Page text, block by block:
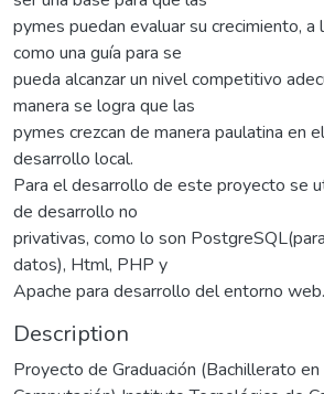
pymes puedan evaluar su crecimiento, a
como una guía para se
pueda alcanzar un nivel competitivo
manera se logra que las
pymes crezcan de manera paulatina en
desarrollo local.
Para el desarrollo de este proyecto se
de desarrollo no
privativas, como lo son
datos), Html, PHP y
Apache para desarrollo del entorno web.
Description
Proyecto de Graduación (Bachillerato en